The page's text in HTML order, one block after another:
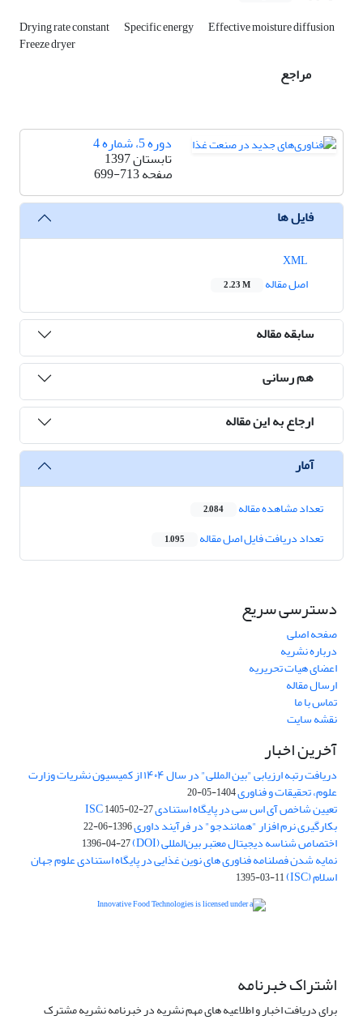
Drying rate constant Specific energy Effective moisture diffusion
Freeze dryer
مراجع
دوره 5، شماره 4
تابستان 1397
صفحه699-713
فایل ها
اصل مقاله
2.23 M
سابقه مقاله
هم رسانی
ارجاع به این مقاله
آمار
تعداد مشاهده مقاله 2,084
تعداد دریافت فایل اصل مقاله 1,095
دسترسی سریع
صفحه اصلی
درباره نشریه
اعضای هیات تحریریه
ارسال مقاله
تماس با ما
نقشه سایت
آخرین اخبار
دریافت رتبه ارزیابی "بین المللی" در سال ۱۴۰۴ از کمیسیون نشریات وزارت
علوم، تحقیقات و فناوری1404-05-20
تعیین شاخص آی اس سی در پایگاه استنادی ISC1405-02-27
بکارگیری نرم افزار "همانندجو" در فرآیند داوری1396-06-22
اختصاص شناسه دیجیتال معتبر بین‌المللی (DOI) 1396-04-27
نمایه شدن فصلنامه فناوری های نوین غذایی در پایگاه استنادی علوم جهان
اسلام (ISC) 1395-03-11
اشتراک خبرنامه
برای دریافت اخبار و اطلاعیه های مهم نشریه در خبرنامه نشریه مشترک